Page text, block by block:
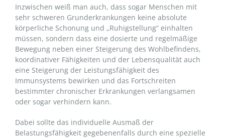
Inzwischen weiß man auch, dass sogar Menschen mit
sehr schweren Grunderkrankungen keine absolute
körperliche Schonung und „Ruhigstellung“ einhalten
müssen, sondern dass eine dosierte und regelmäßige
Bewegung neben einer Steigerung des Wohlbefindens,
koordinativer Fähigkeiten und der Lebensqualität auch
eine Steigerung der Leistungsfähigkeit des
Immunsystems bewirken und das Fortschreiten
bestimmter chronischer Erkrankungen verlangsamen
oder sogar verhindern kann.
Dabei sollte das individuelle Ausmaß der
Belastungsfähigkeit gegebenenfalls durch eine spezielle